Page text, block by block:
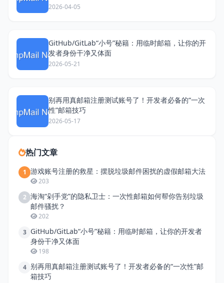
2026-04-05
GitHub/GitLab“小号”秘籍：用临时邮箱，让你的开
发者身份干净又体面
2026-05-21
别再用真邮箱注册测试账号了！开发者必备的“一次
性”邮箱技巧
2026-05-17
热门文章
1 游戏账号注册的救星：摆脱垃圾邮件困扰的虚假邮箱大法
203
2 海淘“剁手党”的隐私卫士：一次性邮箱如何帮你告别垃圾
邮件骚扰？
202
3 GitHub/GitLab“小号”秘籍：用临时邮箱，让你的开发者
身份干净又体面
198
4 别再用真邮箱注册测试账号了！开发者必备的“一次性”邮
箱技巧